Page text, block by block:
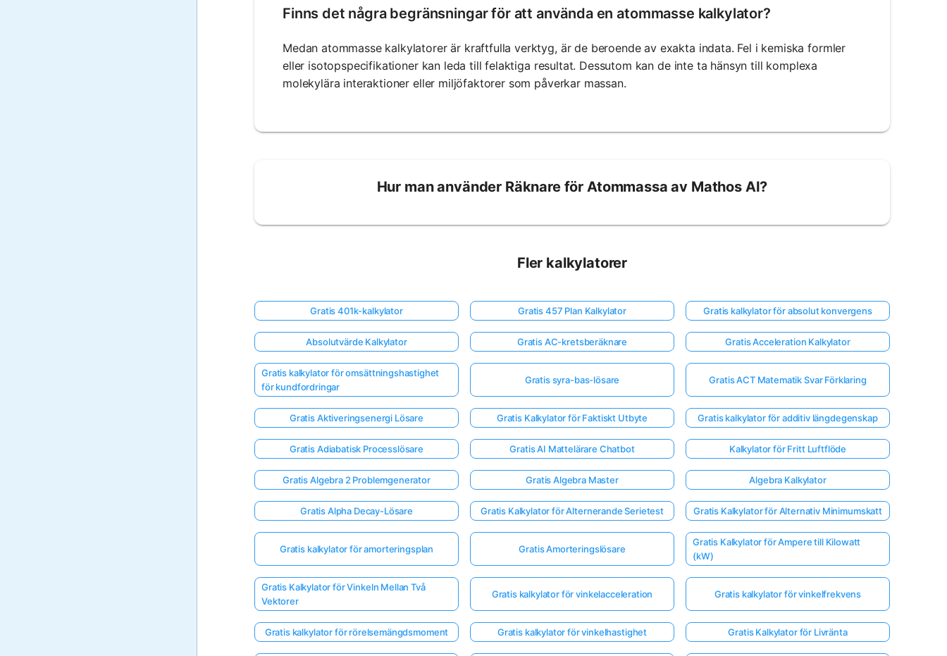
Finns det några begränsningar för att använda en atommasse kalkylator?
Medan atommasse kalkylatorer är kraftfulla verktyg, är de beroende av exakta indata. Fel i kemiska formler
eller isotopspecifikationer kan leda till felaktiga resultat. Dessutom kan de inte ta hänsyn till komplexa
molekylära interaktioner eller miljöfaktorer som påverkar massan.
Hur man använder Räknare för Atommassa av Mathos AI?
Fler kalkylatorer
Gratis 401k-kalkylator Gratis 457 Plan Kalkylator Gratis kalkylator för absolut konvergens
Absolutvärde Kalkylator Gratis AC-kretsberäknare Gratis Acceleration Kalkylator
Gratis kalkylator för omsättningshastighet
för kundfordringar
Gratis syra-bas-lösare Gratis ACT Matematik Svar Förklaring
Gratis Aktiveringsenergi Lösare Gratis Kalkylator för Faktiskt Utbyte Gratis kalkylator för additiv längdegenskap
Gratis Adiabatisk Processlösare Gratis AI Mattelärare Chatbot Kalkylator för Fritt Luftflöde
Gratis Algebra 2 Problemgenerator Gratis Algebra Master Algebra Kalkylator
Gratis Alpha Decay-Lösare Gratis Kalkylator för Alternerande Serietest Gratis Kalkylator för Alternativ Minimumskatt
Gratis kalkylator för amorteringsplan Gratis Amorteringslösare
Gratis Kalkylator för Ampere till Kilowatt
(kW)
Gratis Kalkylator för Vinkeln Mellan Två
Vektorer
Gratis kalkylator för vinkelacceleration Gratis kalkylator för vinkelfrekvens
Gratis kalkylator för rörelsemängdsmoment Gratis kalkylator för vinkelhastighet Gratis Kalkylator för Livränta